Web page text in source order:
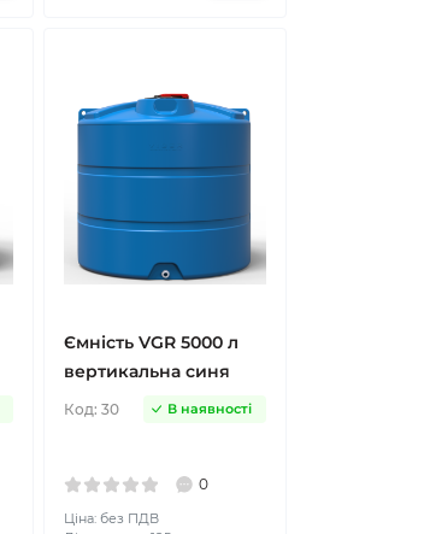
Ємність VGR 5000 л
вертикальна синя
Код:30 В наявності
0
Ціна: без ПДВ